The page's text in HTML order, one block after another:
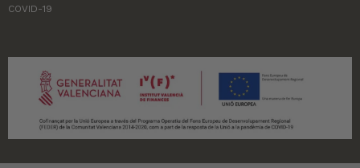
COVID-19